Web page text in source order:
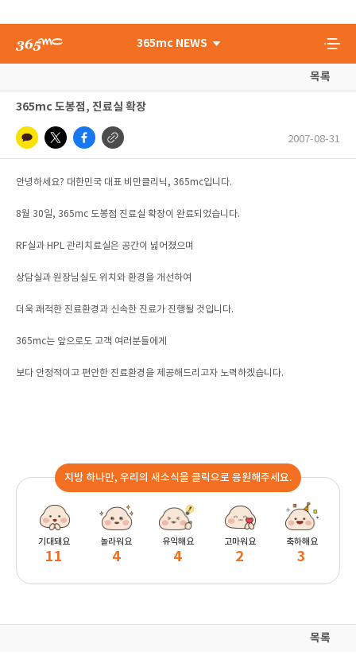
365mc NEWS
목록
365mc 도봉점, 진료실 확장
2007-08-31
안녕하세요? 대한민국 대표 비만클리닉, 365mc입니다.
8월 30일, 365mc 도봉점 진료실 확장이 완료되었습니다.
RF실과 HPL 관리치료실은 공간이 넓어졌으며
상담실과 원장님실도 위치와 환경을 개선하여
더욱 쾌적한 진료환경과 신속한 진료가 진행될 것입니다.
365mc는 앞으로도 고객 여러분들에게
보다 안정적이고 편안한 진료환경을 제공해드리고자 노력하겠습니다.
지방 하나만, 우리의 새소식을 클릭으로 응원해주세요.
기대돼요
11
놀라워요
4
유익해요
4
고마워요
2
축하해요
3
목록